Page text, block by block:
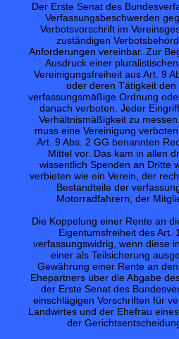
Der Erste Senat des
Verfassungsbeschwerden
Verbotsvorschrift im
zuständigen
Anforderungen vereinbar. Zur
Ausdruck einer
Vereinigungsfreiheit aus Art. 9
oder deren Tätigkeit
verfassungsmäßige Ordnung
danach verboten. Jeder
Verhältnismäßigkeit zu
muss eine Vereinigung
Art. 9 Abs. 2 GG benannten
Mittel vor. Das kam in allen
wissentlich Spenden an Dritte
verbieten wie ein Verein, der
Bestandteile der
Motorradfahrern, der
Die Koppelung einer Rente an
Eigentumsfreiheit des Art.
verfassungswidrig, wenn diese
einer als Teilsicherung
Gewährung einer Rente an
Ehepartners über die Abgabe
der Erste Senat des
einschlägigen Vorschriften für
Landwirtes und der Ehefrau
der